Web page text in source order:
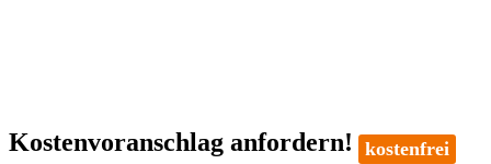
Kostenvoranschlag anfordern! kostenfrei